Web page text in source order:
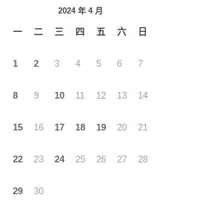
2024 年 4 月
一 二 三 四 五 六 日
1 2 3 4 5 6 7
8 9 10 11 12 13 14
15 16 17 18 19 20 21
22 23 24 25 26 27 28
29 30